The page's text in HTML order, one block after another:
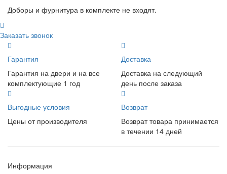
Доборы и фурнитура в комплекте не входят.
Заказать звонок
Гарантия
Гарантия на двери и на все
комплектующие 1 год
Доставка
Доставка на следующий
день после заказа
Выгодные условия
Цены от производителя
Возврат
Возврат товара принимается
в течении 14 дней
Информация